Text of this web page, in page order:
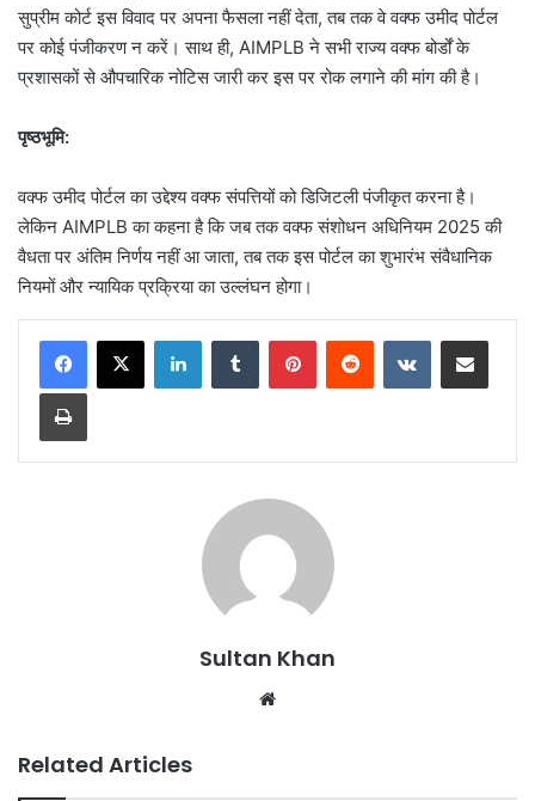
सुप्रीम कोर्ट इस विवाद पर अपना फैसला नहीं देता, तब तक वे वक्फ उमीद पोर्टल
पर कोई पंजीकरण न करें। साथ ही, AIMPLB ने सभी राज्य वक्फ बोर्डों के
प्रशासकों से औपचारिक नोटिस जारी कर इस पर रोक लगाने की मांग की है।
पृष्ठभूमि:
वक्फ उमीद पोर्टल का उद्देश्य वक्फ संपत्तियों को डिजिटली पंजीकृत करना है।
लेकिन AIMPLB का कहना है कि जब तक वक्फ संशोधन अधिनियम 2025 की
वैधता पर अंतिम निर्णय नहीं आ जाता, तब तक इस पोर्टल का शुभारंभ संवैधानिक
नियमों और न्यायिक प्रक्रिया का उल्लंघन होगा।
Sultan Khan
Related Articles